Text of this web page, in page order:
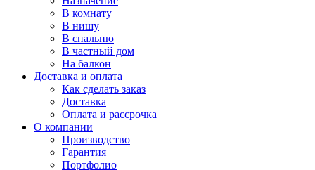
В комнату
В нишу
В спальню
В частный дом
На балкон
Доставка и оплата
Как сделать заказ
Доставка
Оплата и рассрочка
О компании
Производство
Гарантия
Портфолио